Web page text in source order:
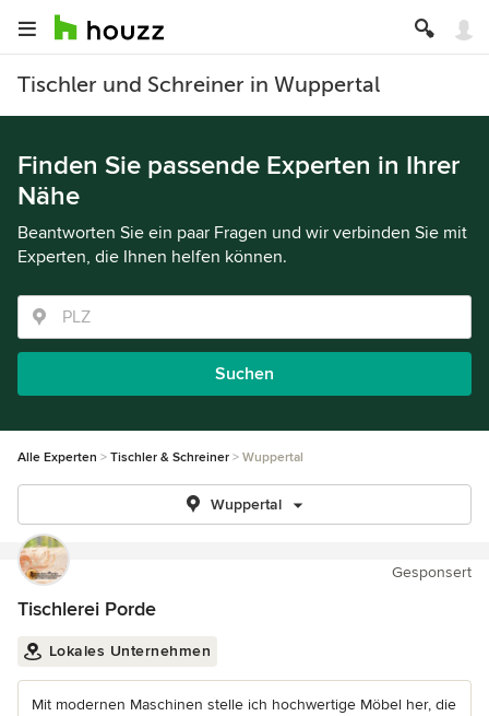
Tischler und Schreiner in Wuppertal
Finden Sie passende Experten in Ihrer
Nähe
Beantworten Sie ein paar Fragen und wir verbinden Sie mit
Experten, die Ihnen helfen können.
Suchen
Alle Experten Tischler & Schreiner Wuppertal
Wuppertal
Gesponsert
Tischlerei Porde
Lokales Unternehmen
Mit modernen Maschinen stelle ich hochwertige Möbel her, die